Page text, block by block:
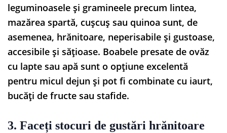
leguminoasele și gramineele precum lintea,
mazărea spartă, cușcuș sau quinoa sunt, de
asemenea, hrănitoare, neperisabile și gustoase,
accesibile și sățioase. Boabele presate de ovăz
cu lapte sau apă sunt o opțiune excelentă
pentru micul dejun și pot fi combinate cu iaurt,
bucăți de fructe sau stafide.
3. Faceți stocuri de gustări hrănitoare